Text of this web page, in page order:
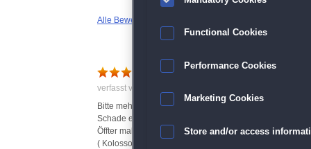
Alle Bewertungen anzeigen
Einfach super
verfasst von Anonym am 26.03.2019 um 10:06
Bitte mehr von diesen witzigen Wimmelbildern!!
Schade es gibt fast nur noch entführte Prinzessinen und
Öffter mal was Anderes wäre toll.
( Kolossos, oder Garten Glück z.B.)
Functional Cookies
Performance Cookies
Marketing Cookies
Store and/or access